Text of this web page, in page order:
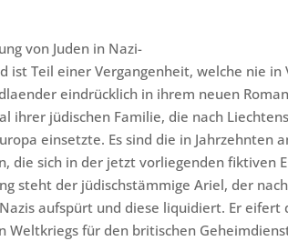
von Juden in Nazi-
ist Teil einer Vergangenheit, welche nie
eindrücklich in ihrem neuen
ihrer jüdischen Familie, die nach
einsetzte. Es sind die in Jahrzehnten
die sich in der jetzt vorliegenden fiktiven
steht der jüdischstämmige Ariel, der
aufspürt und diese liquidiert. Er
Weltkriegs für den britischen